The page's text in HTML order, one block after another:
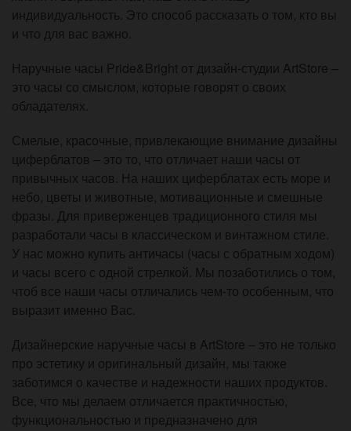
индивидуальность. Это способ рассказать о том, кто вы
и что для вас важно.
Наручные часы Pride&Bright от дизайн-студии ArtStore –
это часы со смыслом, которые говорят о своих
обладателях.
Смелые, красочные, привлекающие внимание дизайны
циферблатов – это то, что отличает наши часы от
привычных часов. На наших циферблатах есть море и
небо, цветы и животные, мотивационные и смешные
фразы. Для приверженцев традиционного стиля мы
разработали часы в классическом и винтажном стиле.
У нас можно купить античасы (часы с обратным ходом)
и часы всего с одной стрелкой. Мы позаботились о том,
чтоб все наши часы отличались чем-то особенным, что
выразит именно Вас.
Дизайнерские наручные часы в ArtStore – это не только
про эстетику и оригинальный дизайн, мы также
заботимся о качестве и надежности наших продуктов.
Все, что мы делаем отличается практичностью,
функциональностью и предназначено для